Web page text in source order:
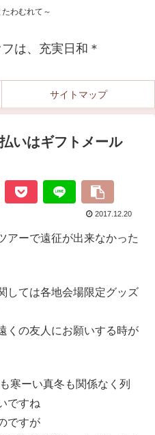
わむれて～
は、充実日和＊
サイトマップ
いはギフトメール
2017.12.20
アーで遠征が出来なかった
しては各地会場限定グッズ
くの友人にお願いする時が
寒ーい真冬も関係なく列
ですね
ですが